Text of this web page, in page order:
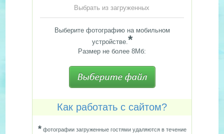
Выбрать из загруженных
Выберите фотографию на мобильном
устройстве.*
Размер не более 8Мб:
Как работать с сайтом?
*фотографии загруженные гостями удаляются в течение